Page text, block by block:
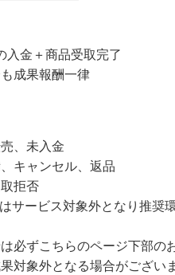
入金＋商品受取完了
成果報酬一律
、未入金
キャンセル、返品
拒否
サービス対象外となり推奨
必ずこちらのページ下部の
対象外となる場合がござい